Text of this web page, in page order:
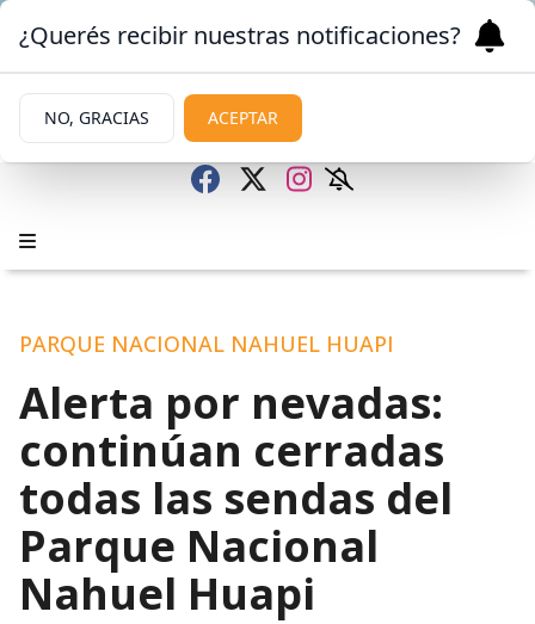
PARQUE NACIONAL NAHUEL HUAPI
Alerta por nevadas:
continúan cerradas
todas las sendas del
Parque Nacional
Nahuel Huapi
¿Querés recibir nuestras notificaciones?
NO, GRACIAS ACEPTAR